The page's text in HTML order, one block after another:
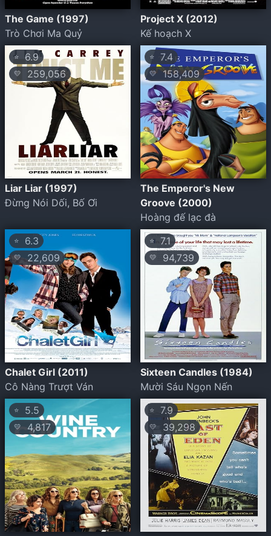
The Game (1997)
Trò Chơi Ma Quỷ
Project X (2012)
Kế hoạch X
⭐ 6.9
💛 259,056
Liar Liar (1997)
Đừng Nói Dối, Bố Ơi
⭐ 7.4
💛 158,409
The Emperor's New
Groove (2000)
Hoàng đế lạc đà
⭐ 6.3
💛22,609
Chalet Girl (2011)
Cô Nàng Trượt Ván
⭐7.1
💛 94,739
Sixteen Candles (1984)
Mười Sáu Ngọn Nến
⭐ 5.5
💛 4,817
⭐ 7.9
💛 39,298